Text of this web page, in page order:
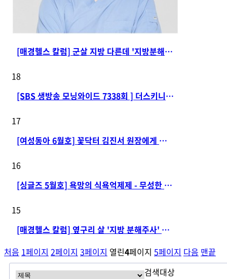
[매경헬스 칼럼] 군살 지방 다른데 '지방분해주사'는 …
18
[SBS 생방송 모닝와이드 7338회 ] 더스키니의원 …
17
[여성동아 6월호] 꽃닥터 김진서 원장에게 배우는 여…
16
[싱글즈 5월호] 욕망의 식욕억제제 - 무성한 소문에 …
15
[매경헬스 칼럼] 옆구리 살 '지방 분해주사' 정말 효…
처음 1페이지 2페이지 3페이지 열린4페이지 5페이지 다음 맨끝
검색대상